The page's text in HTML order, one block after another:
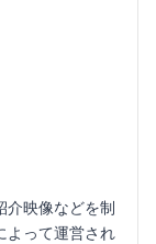
介映像などを制
よって運営され